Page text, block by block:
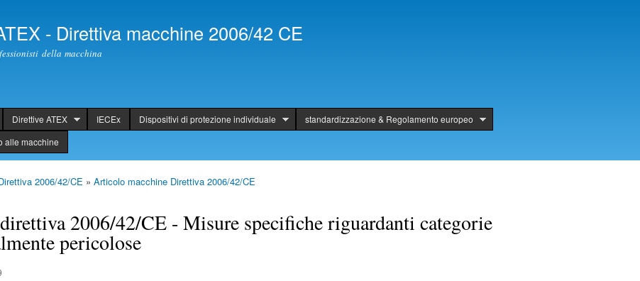
content
- Direttiva macchine 2006/42 CE
della macchina
Direttive ATEX IECEx Dispositivi di protezione individuale
standardizzazione & Regolamento europeo
alle macchine
2006/42/CE » Articolo macchine Direttiva 2006/42/CE
2006/42/CE - Misure specifiche riguardanti categorie
pericolose